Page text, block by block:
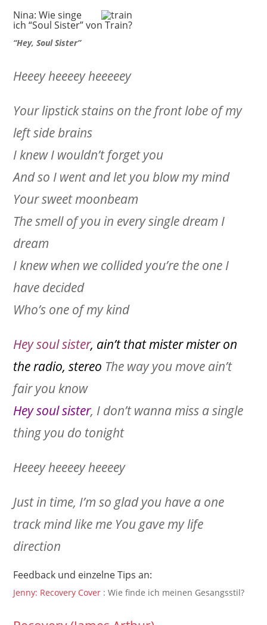
Nina: Wie singe
ich“Soul Sister” von Train?
“Hey, Soul Sister”
Heeey heeeey heeeeey
Your lipstick stains on the front lobe of my
left side brains
I knew I wouldn’t forget you
And so I went and let you blow my mind
Your sweet moonbeam
The smell of you in every single dream I
dream
I knew when we collided you’re the one I
have decided
Who’s one of my kind
Hey soul sister, ain’t that mister mister on
the radio, stereo The way you move ain’t
fair you know
Hey soul sister, I don’t wanna miss a single
thing you do tonight
Heeey heeeey heeeey
Just in time, I’m so glad you have a one
track mind like me You gave my life
direction
Feedback und einzelne Tips an:
Jenny: Recovery Cover : Wie finde ich meinen Gesangsstil?